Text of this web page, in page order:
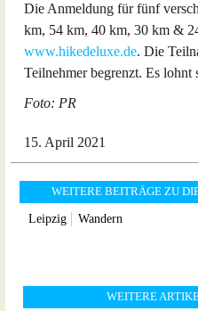
Die Anmeldung für fünf
km, 54 km, 40 km, 30 km &
www.hikedeluxe.de. Die
Teilnehmer begrenzt. Es lohnt
Foto: PR
15. April 2021
WEITERE BEITRÄGE ZU
Leipzig Wandern
WEITERE